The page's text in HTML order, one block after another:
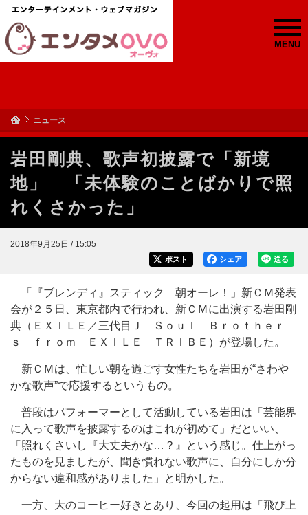
MENU
ニュース
岩田剛典、歌声初披露で「新境
地」 「未体験のことばかりで照
れくさかった」
2018年9月25日 / 15:05
送る
シェア
ポスト
「『ブレンディ』スティック 朝オーレ！」新ＣＭ発表
会が２５日、東京都内で行われ、新ＣＭに出演する岩田剛
典（ＥＸＩＬＥ／三代目Ｊ Ｓｏｕｌ Ｂｒｏｔｈｅｒ
ｓ ｆｒｏｍ ＥＸＩＬＥ ＴＲＩＢＥ）が登場した。
新ＣＭは、忙しい朝を過ごす女性たちを岩田が“さわや
かな歌声”で応援するというもの。
普段はパフォーマーとして活動している岩田は「芸能界
に入って歌声を披露するのはこれが初めて」だといい、
「照れくさいし『大丈夫かな…？』という感じ。仕上がっ
たものを見ましたが、聞き慣れない歌声に、自分にしか分
からない違和感がありました」と明かした。
一方、大のコーヒー好きとあり、今回の起用は「飛び上